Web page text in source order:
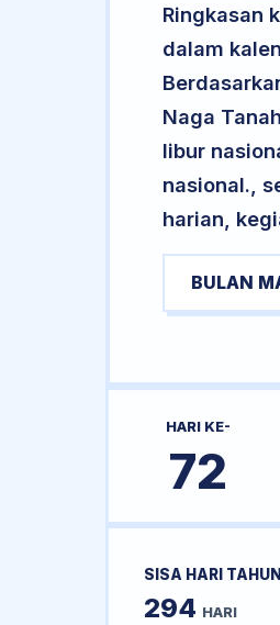
Ringkasan
dalam
Naga
libur
nasional.,
harian,
BULAN
HARI KE-
72
SISA HARI TAHUN
294 HARI